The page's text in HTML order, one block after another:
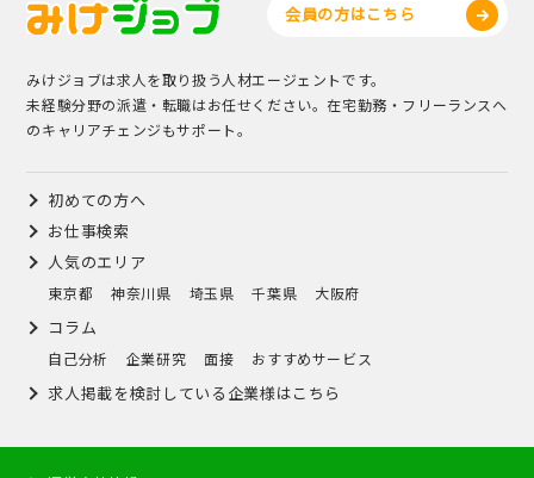
会員の方はこちら
みけジョブは求人を取り扱う人材エージェントです。
未経験分野の派遣・転職はお任せください。在宅勤務・フリーランスへ
のキャリアチェンジもサポート。
初めての方へ
お仕事検索
人気のエリア
東京都 神奈川県 埼玉県 千葉県 大阪府
コラム
自己分析 企業研究 面接 おすすめサービス
求人掲載を検討している企業様はこちら